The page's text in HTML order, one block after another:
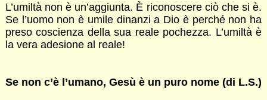
L’umiltà non è un’aggiunta. È riconoscere ciò che si è.
Se l’uomo non è umile dinanzi a Dio è perché non ha
preso coscienza della sua reale pochezza. L’umiltà è
la vera adesione al reale!
Se non c’è l’umano, Gesù è un puro nome (di L.S.)